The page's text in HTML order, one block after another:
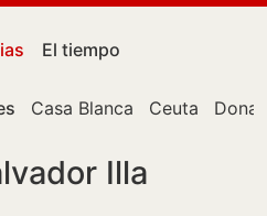
El tiempo
Casa Blanca Ceuta
Illa